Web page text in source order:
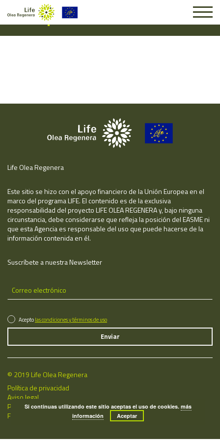
Suscripción #15983
Life Olea Regenera
Este sitio se hizo con el apoyo financiero de la Unión Europea en el
marco del programa LIFE. El contenido es de la exclusiva
responsabilidad del proyecto LIFE OLEA REGENERA y, bajo ninguna
circunstancia, debe considerarse que refleja la posición del EASME ni
que esta Agencia es responsable del uso que puede hacerse de la
información contenida en él.
Suscríbete a nuestra Newsletter
Aceptolas condiciones y términos de uso
© 2019 Life Olea Regenera
Política de privacidad
Aviso legal
Política de cookies
Fecha de última actualización: 08/08/2026
Si continuas utilizando este sitio aceptas el uso de cookies.más
información
Aceptar